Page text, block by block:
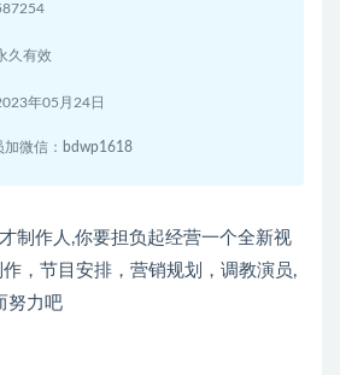
久有效
年05月24日
加微信：bdwp1618
制作人,你要担负起经营一个全新视
，节目安排，营销规划，调教演员,
努力吧